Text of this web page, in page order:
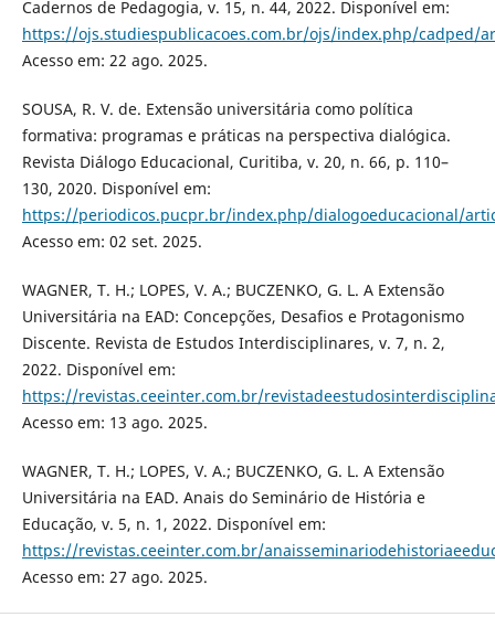
Cadernos de Pedagogia, v. 15, n. 44, 2022. Disponível em:
https://ojs.studiespublicacoes.com.br/ojs/index.php/cadped/
Acesso em: 22 ago. 2025.
SOUSA, R. V. de. Extensão universitária como política
formativa: programas e práticas na perspectiva dialógica.
Revista Diálogo Educacional, Curitiba, v. 20, n. 66, p. 110–
130, 2020. Disponível em:
https://periodicos.pucpr.br/index.php/dialogoeducacional/
Acesso em: 02 set. 2025.
WAGNER, T. H.; LOPES, V. A.; BUCZENKO, G. L. A Extensão
Universitária na EAD: Concepções, Desafios e Protagonismo
Discente. Revista de Estudos Interdisciplinares, v. 7, n. 2,
2022. Disponível em:
https://revistas.ceeinter.com.br/
Acesso em: 13 ago. 2025.
WAGNER, T. H.; LOPES, V. A.; BUCZENKO, G. L. A Extensão
Universitária na EAD. Anais do Seminário de História e
Educação, v. 5, n. 1, 2022. Disponível em:
https://revistas.ceeinter.com.br/
Acesso em: 27 ago. 2025.